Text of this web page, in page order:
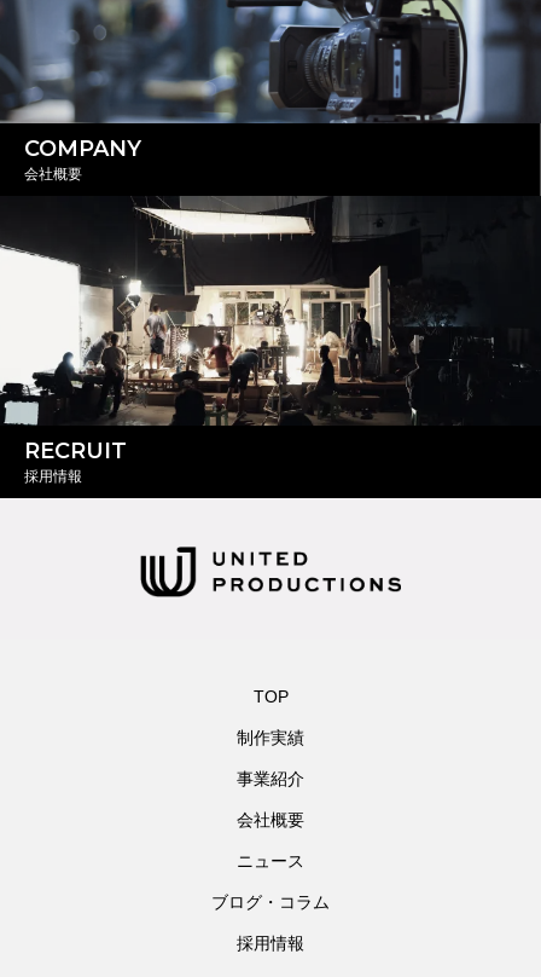
COMPANY
会社概要
RECRUIT
採用情報
TOP
制作実績
事業紹介
会社概要
ニュース
ブログ・コラム
採用情報